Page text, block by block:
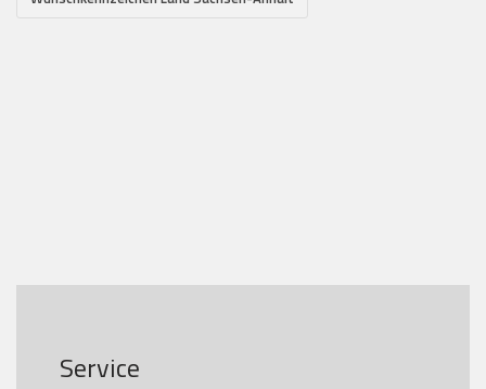
Service